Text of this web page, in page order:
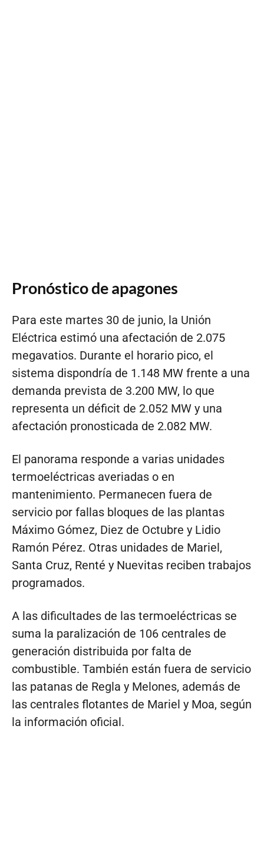
Pronóstico de apagones
Para este martes 30 de junio, la Unión
Eléctrica estimó una afectación de 2.075
megavatios. Durante el horario pico, el
sistema dispondría de 1.148 MW frente a una
demanda prevista de 3.200 MW, lo que
representa un déficit de 2.052 MW y una
afectación pronosticada de 2.082 MW.
El panorama responde a varias unidades
termoeléctricas averiadas o en
mantenimiento. Permanecen fuera de
servicio por fallas bloques de las plantas
Máximo Gómez, Diez de Octubre y Lidio
Ramón Pérez. Otras unidades de Mariel,
Santa Cruz, Renté y Nuevitas reciben trabajos
programados.
A las dificultades de las termoeléctricas se
suma la paralización de 106 centrales de
generación distribuida por falta de
combustible. También están fuera de servicio
las patanas de Regla y Melones, además de
las centrales flotantes de Mariel y Moa, según
la información oficial.